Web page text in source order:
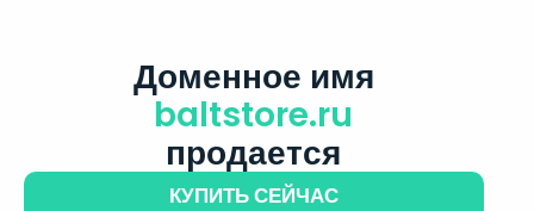
Доменное имя
baltstore.ru
продается
КУПИТЬ СЕЙЧАС